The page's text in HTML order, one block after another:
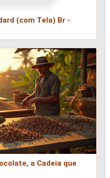
(com Tela) Br -
a Cadeia que